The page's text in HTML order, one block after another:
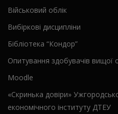
Військовий облік
Вибіркові дисципліни
Бібліотека “Кондор”
Опитування здобувачів вищої
Moodle
«Скринька довіри»
економічного інституту ДТЕУ